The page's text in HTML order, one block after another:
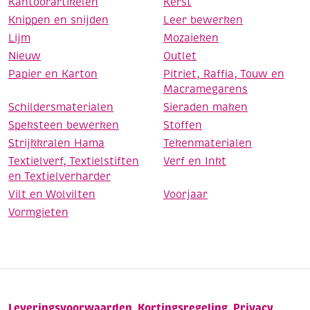
Knippen en snijden
Leer bewerken
Lijm
Mozaieken
Nieuw
Outlet
Papier en Karton
Pitriet, Raffia, Touw en
Macramegarens
Schildersmaterialen
Sieraden maken
Speksteen bewerken
Stoffen
Strijkkralen Hama
Tekenmaterialen
Textielverf, Textielstiften
en Textielverharder
Verf en Inkt
Vilt en Wolvilten
Voorjaar
Vormgieten